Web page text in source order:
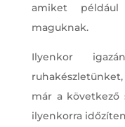
amiket
maguknak.
Ilyenkor
már a következő
ilyenkorra